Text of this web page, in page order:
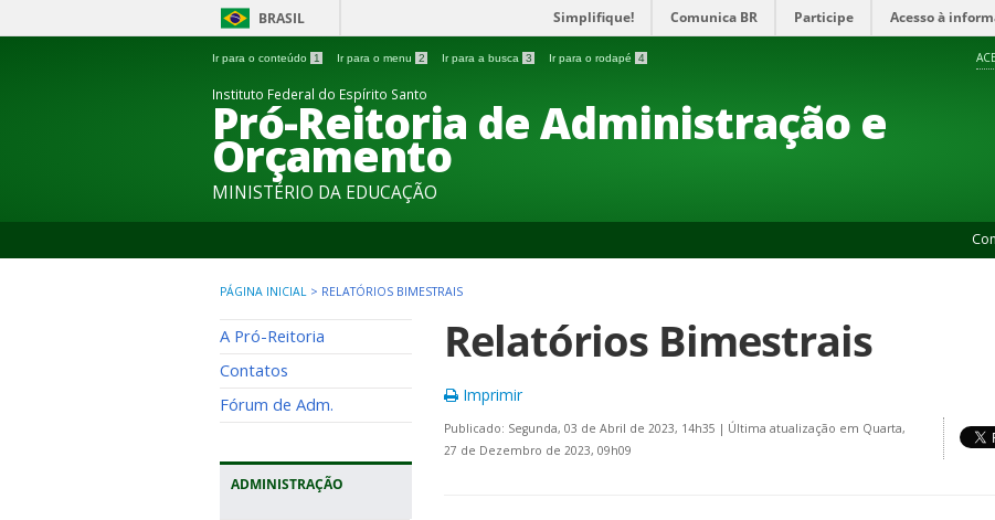
BRASIL Simplifique! Comunica BR Participe Acesso à
Ir para o conteúdo 1 Ir para o menu 2 Ir para a busca 3 Ir para o rodapé 4
Instituto Federal do Espírito Santo
Pró-Reitoria de Administração e
Orçamento
MINISTÉRIO DA EDUCAÇÃO
PÁGINA INICIAL > RELATÓRIOS BIMESTRAIS
A Pró-Reitoria
Contatos
Fórum de Adm.
ADMINISTRAÇÃO
Relatórios Bimestrais
Imprimir
Publicado: Segunda, 03 de Abril de 2023, 14h35 | Última atualização em Quarta,
27 de Dezembro de 2023, 09h09